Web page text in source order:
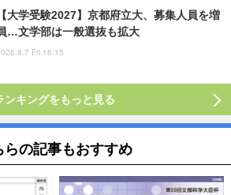
【大学受験2027】京都府立大、募集人員を増
…文学部は一般選抜も拡大
Fri 16:15
ンキングをもっと見る
らの記事もおすすめ